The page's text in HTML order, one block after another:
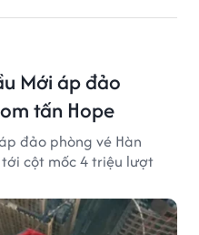
Mới áp đảo
tấn Hope
đảo phòng vé Hàn
cột mốc 4 triệu lượt